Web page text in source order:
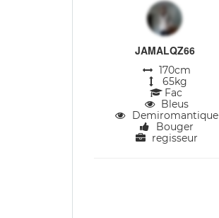
JAMALQZ66
170cm
65kg
Fac
Bleus
Demiromantique
Bouger
regisseur